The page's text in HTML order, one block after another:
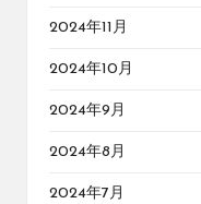
2024年11月
2024年10月
2024年9月
2024年8月
2024年7月